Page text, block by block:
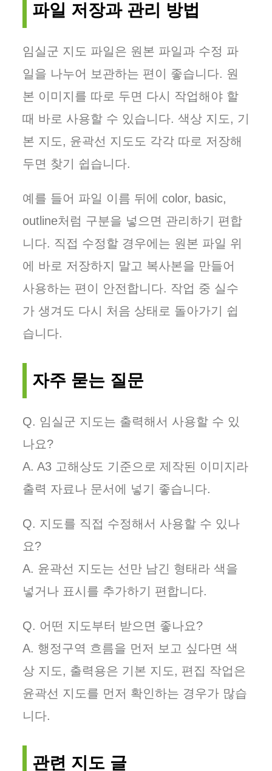
파일 저장과 관리 방법
임실군 지도 파일은 원본 파일과 수정 파
일을 나누어 보관하는 편이 좋습니다. 원
본 이미지를 따로 두면 다시 작업해야 할
때 바로 사용할 수 있습니다. 색상 지도, 기
본 지도, 윤곽선 지도도 각각 따로 저장해
두면 찾기 쉽습니다.
예를 들어 파일 이름 뒤에 color, basic,
outline처럼 구분을 넣으면 관리하기 편합
니다. 직접 수정할 경우에는 원본 파일 위
에 바로 저장하지 말고 복사본을 만들어
사용하는 편이 안전합니다. 작업 중 실수
가 생겨도 다시 처음 상태로 돌아가기 쉽
습니다.
자주 묻는 질문
Q. 임실군 지도는 출력해서 사용할 수 있
나요?
A. A3 고해상도 기준으로 제작된 이미지라
출력 자료나 문서에 넣기 좋습니다.
Q. 지도를 직접 수정해서 사용할 수 있나
요?
A. 윤곽선 지도는 선만 남긴 형태라 색을
넣거나 표시를 추가하기 편합니다.
Q. 어떤 지도부터 받으면 좋나요?
A. 행정구역 흐름을 먼저 보고 싶다면 색
상 지도, 출력용은 기본 지도, 편집 작업은
윤곽선 지도를 먼저 확인하는 경우가 많습
니다.
관련 지도 글